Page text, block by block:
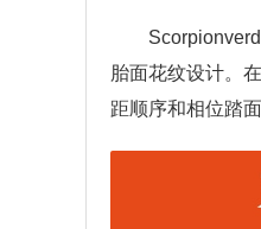
胎面花纹设计。
距顺序和相位踏